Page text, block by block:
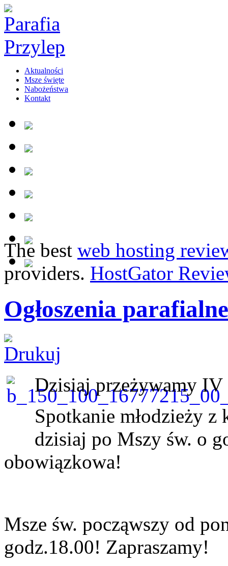
Aktualności
Msze święte
Nabożeństwa
Kontakt
The best web hosting
providers. HostGator
Ogłoszenia
Dzisiaj przeżywamy
Spotkanie młodzieży
dzisiaj po Mszy św. o
obowiązkowa!
Msze św. począwszy od
godz.18.00! Zapraszamy!